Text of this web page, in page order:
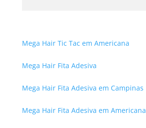
Mega Hair Tic Tac em Americana
Mega Hair Fita Adesiva
Mega Hair Fita Adesiva em Campinas
Mega Hair Fita Adesiva em Americana